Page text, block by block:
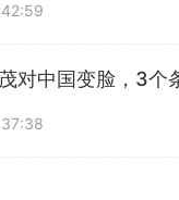
对中国变脸，3个